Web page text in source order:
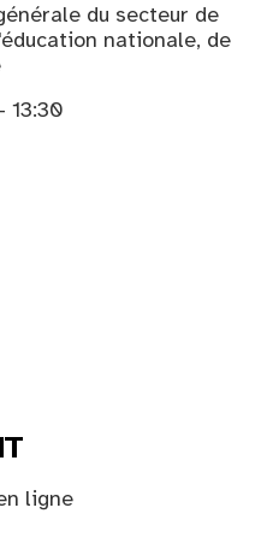
du secteur de
nationale, de
13:30
ligne